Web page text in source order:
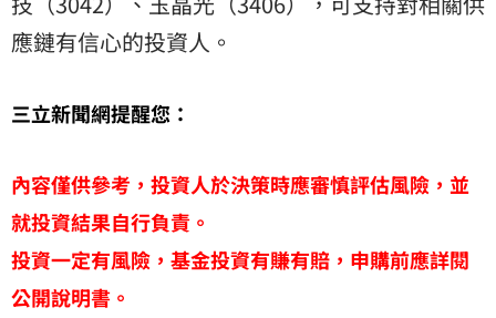
應鏈有信心的投資人。
三立新聞網提醒您：
內容僅供參考，投資人於決策時應審慎評估風險，並
就投資結果自行負責。
投資一定有風險，基金投資有賺有賠，申購前應詳閱
公開說明書。